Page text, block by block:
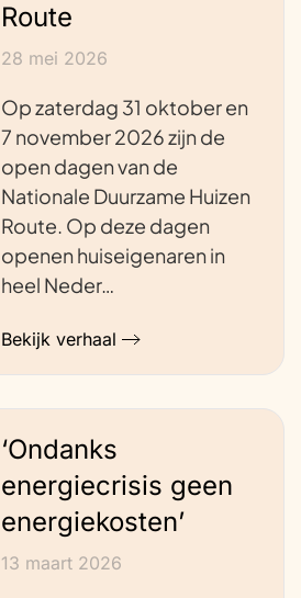
Route
28 mei 2026
Op zaterdag 31 oktober en
7 november 2026 zijn de
open dagen van de
Nationale Duurzame Huizen
Route. Op deze dagen
openen huiseigenaren in
heel Neder…
Bekijk verhaal
‘Ondanks
energiecrisis geen
energiekosten’
13 maart 2026